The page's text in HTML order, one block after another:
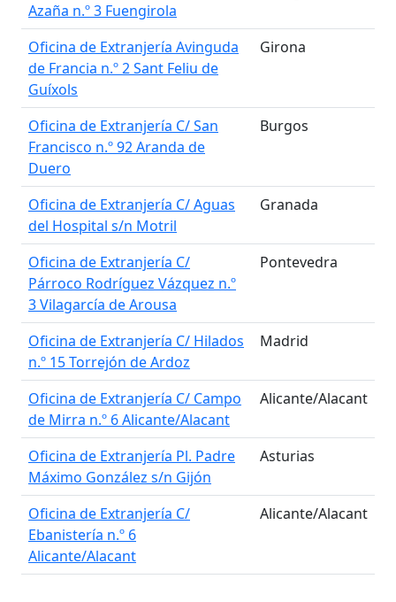
Azaña n.º 3 Fuengirola
Oficina de Extranjería Avinguda
de Francia n.º 2 Sant Feliu de
Guíxols
Girona
Oficina de Extranjería C/ San
Francisco n.º 92 Aranda de
Duero
Burgos
Oficina de Extranjería C/ Aguas
del Hospital s/n Motril
Granada
Oficina de Extranjería C/
Párroco Rodríguez Vázquez n.º
3 Vilagarcía de Arousa
Pontevedra
Oficina de Extranjería C/ Hilados
n.º 15 Torrejón de Ardoz
Madrid
Oficina de Extranjería C/ Campo
de Mirra n.º 6 Alicante/Alacant
Alicante/Alacant
Oficina de Extranjería Pl. Padre
Máximo González s/n Gijón
Asturias
Oficina de Extranjería C/
Ebanistería n.º 6
Alicante/Alacant
Alicante/Alacant